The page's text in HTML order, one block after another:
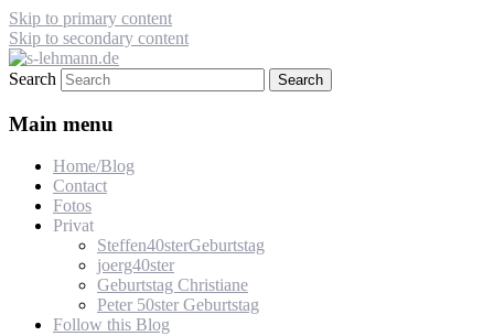
Skip to primary content
Skip to secondary content
s-lehmann.de
Search
Main menu
Home/Blog
Contact
Fotos
Privat
Steffen40sterGeburtstag
joerg40ster
Geburtstag Christiane
Peter 50ster Geburtstag
Follow this Blog